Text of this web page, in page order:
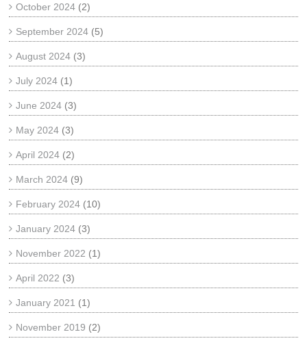
October 2024 (2)
September 2024 (5)
August 2024 (3)
July 2024 (1)
June 2024 (3)
May 2024 (3)
April 2024 (2)
March 2024 (9)
February 2024 (10)
January 2024 (3)
November 2022 (1)
April 2022 (3)
January 2021 (1)
November 2019 (2)